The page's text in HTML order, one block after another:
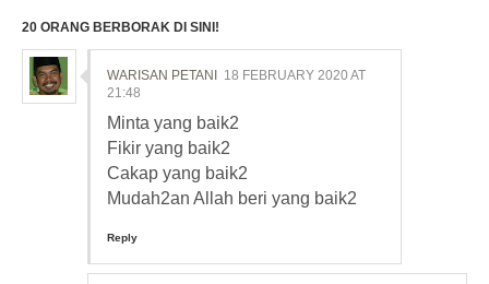
20 ORANG BERBORAK DI SINI!
WARISAN PETANI
18 FEBRUARY 2020 AT
21:48
Minta yang baik2
Fikir yang baik2
Cakap yang baik2
Mudah2an Allah beri yang baik2
Reply